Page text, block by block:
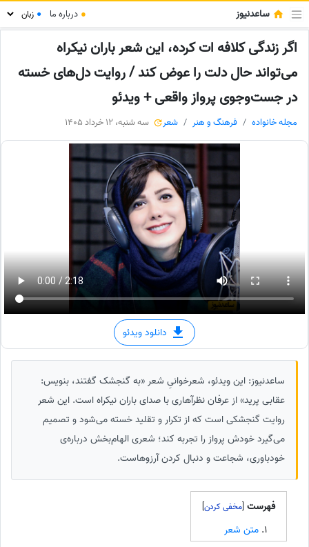
ساعدنیوز ● درباره ما ●
اگر زندگی کلافه ات کرده، این شعر باران نیکراه
می‌تواند حال دلت را عوض کند / روایت دل‌های خسته
در جست‌وجوی پرواز واقعی + ویدئو
مجله خانواده فرهنگ و هنر شعر سه شنبه، 12 خرداد 1405
دانلود ویدئو
ساعدنیوز: این ویدئو، شعرخوانیِ شعر «به گنجشک گفتند، بنویس:
عقابی پرید» از عرفان نظرآهاری با صدای باران نیکراه است. این شعر
روایت گنجشکی است که از تکرار و تقلید خسته می‌شود و تصمیم
می‌گیرد خودش پرواز را تجربه کند؛ شعری الهام‌بخش درباره‌ی
خودباوری، شجاعت و دنبال کردن آرزوهاست.
فهرست [
]
متن شعر